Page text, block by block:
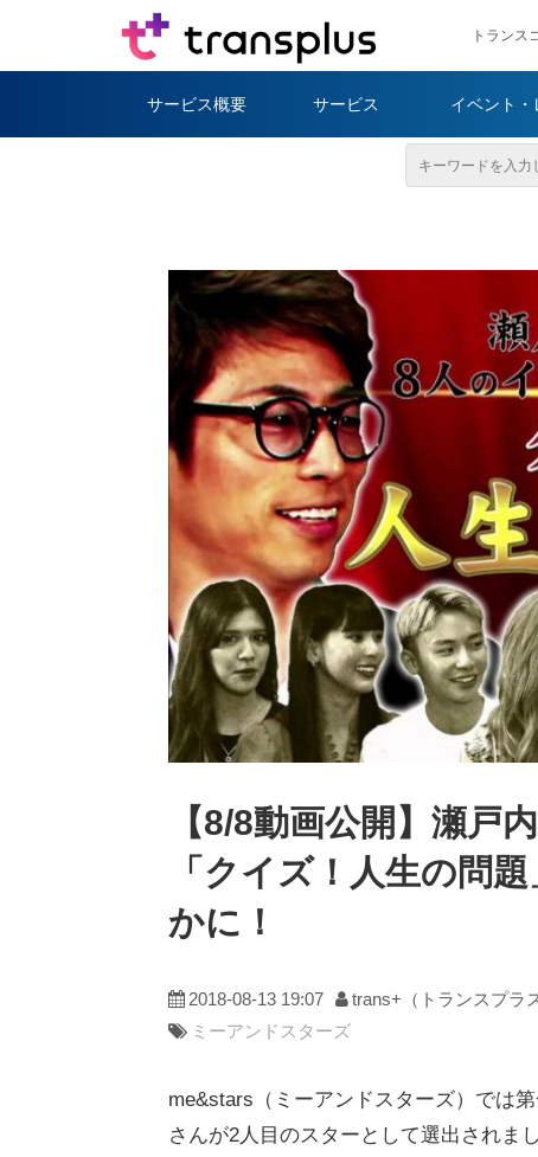
トランス
サービス概要 サービス イベント・
【8/8動画公開】瀬戸
「クイズ！人生の問
かに！
2018-08-13 19:07 trans+（トランスプラ
ミーアンドスターズ
me&stars（ミーアンドスターズ）では
さんが2人目のスターとして選出されま